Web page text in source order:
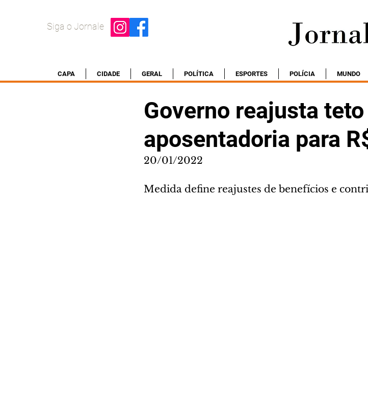
Siga o Jornale
CAPA CIDADE GERAL POLÍTICA ESPORTES POLÍCIA MUNDO
Governo reajusta
aposentadoria para
20/01/2022
Medida define reajustes de benefícios e